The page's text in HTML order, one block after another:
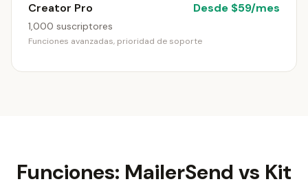
Creator Pro Desde $59/mes
1,000 suscriptores
Funciones avanzadas, prioridad de soporte
Funciones: MailerSend vs Kit